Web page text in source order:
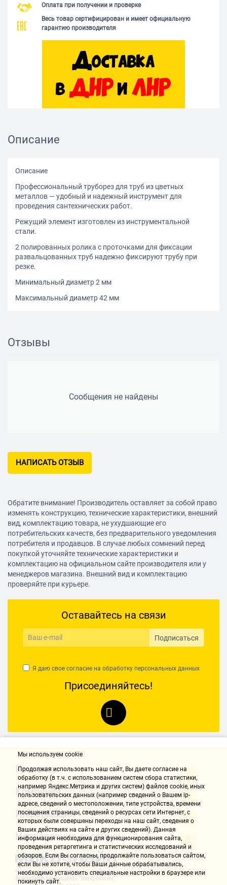
Оплата при получении и проверке
Весь товар сертифицирован и имеет официальную
гарантию производителя
Описание
Описание
Профессиональный труборез для труб из цветных
металлов — удобный и надежный инструмент для
проведения сантехнических работ.
Режущий элемент изготовлен из инструментальной
стали.
2 полированных ролика с проточками для фиксации
развальцованных труб надежно фиксируют трубу при
резке.
Минимальный диаметр 2 мм
Максимальный диаметр 42 мм
Отзывы
Сообщения не найдены
НАПИСАТЬ ОТЗЫВ
Обратите внимание! Производитель оставляет за собой право
изменять конструкцию, технические характеристики, внешний
вид, комплектацию товара, не ухудшающие его
потребительских качеств, без предварительного уведомления
потребителя и продавцов. В случае любых сомнений перед
покупкой уточняйте технические характеристики и
комплектацию на официальном сайте производителя или у
менеджеров магазина. Внешний вид и комплектацию
проверяйте при курьере.
Оставайтесь на связи
Подписаться
Я даю свое согласие на обработку персональных данных
Присоединяйтесь!
Контакты
Компания
Информация
Направления доставки
Все права защищены "Микролайн"
Мы используем cookie
Продолжая использовать наш cайт, Вы даете согласие на
обработку (в т.ч. с использованием систем сбора статистики,
например Яндекс.Метрика и других систем) файлов cookie, иных
пользовательских данных (например сведений о Вашем ip-
адресе, сведений о местоположении, типе устройства, времени
посещения страницы, сведений о ресурсах сети Интернет, с
которых были совершены переходы на наш сайт, сведения о
Ваших действиях на сайте и других сведений). Данная
информация необходима для функционирования сайта,
проведения ретаргетинга и статистических исследований и
обзоров. Если Вы согласны, продолжайте пользоваться сайтом,
если Вы не хотите, чтобы Ваши данные обрабатывались,
необходимо установить специальные настройки в браузере или
покинуть сайт.